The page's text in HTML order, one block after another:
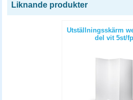
Liknande produkter
Utställningsskärm
del vit 5st/fp